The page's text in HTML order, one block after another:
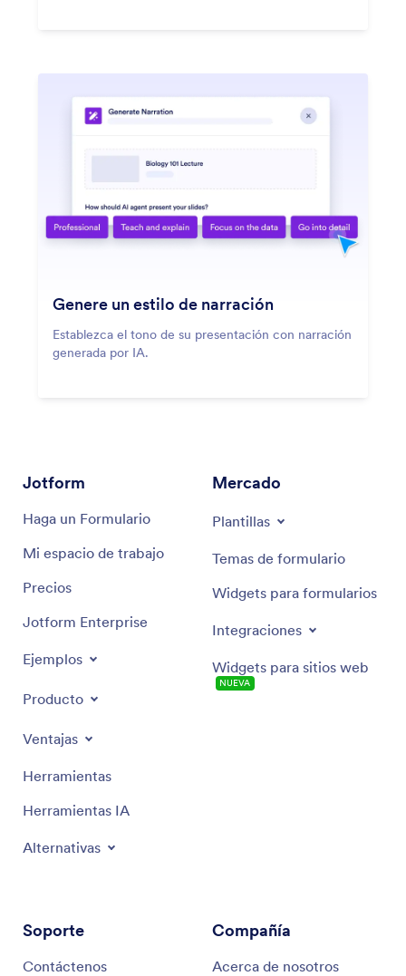
Genere un estilo de narración
Establezca el tono de su presentación con narración
generada por IA.
Jotform
Haga un Formulario
Mi espacio de trabajo
Precios
Jotform Enterprise
Ejemplos
Producto
Ventajas
Herramientas
Herramientas IA
Alternativas
Mercado
Plantillas
Temas de formulario
Widgets para formularios
Integraciones
Widgets para sitios web
NUEVA
Soporte
Contáctenos
Compañía
Acerca de nosotros